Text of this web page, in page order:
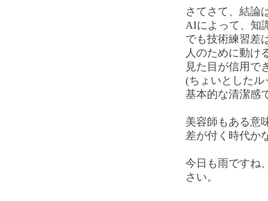
さてさて、結論
AIによって、知
でも技術練習差
人のために動け
見た目が信用で
(ちょいとしたル
基本的な清潔感
美容師もある意
差が付く時代か
今日も雨ですね
さい。